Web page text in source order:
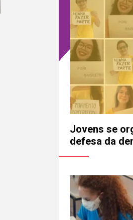
Jovens se
defesa da
Enviar